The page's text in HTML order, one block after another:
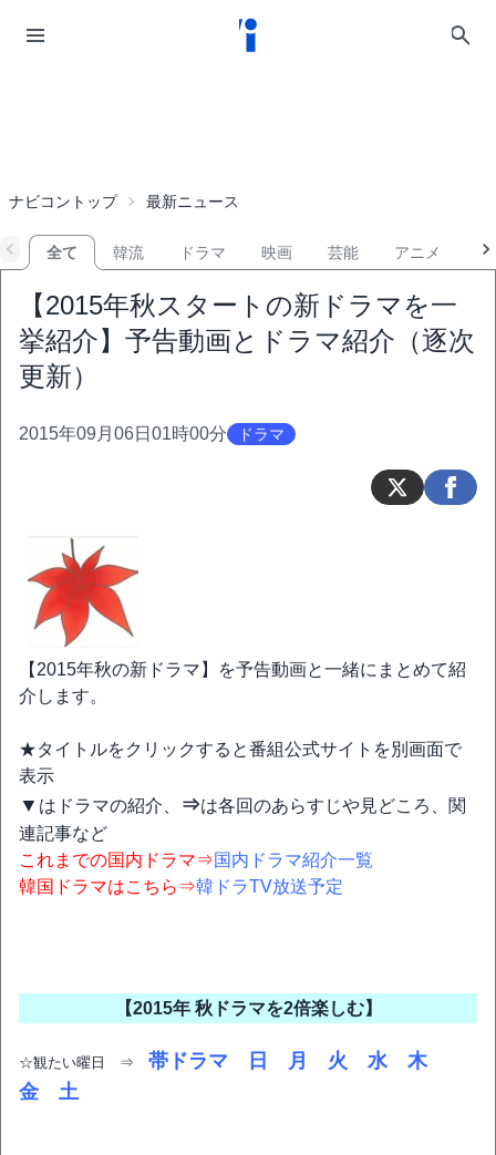
ナビコントップ 最新ニュース
全て 韓流 ドラマ 映画 芸能 アニメ
【2015年秋スタートの新ドラマを一
挙紹介】予告動画とドラマ紹介（逐次
更新）
2015年09月06日01時00分 ドラマ
【2015年秋の新ドラマ】を予告動画と一緒にまとめて紹
介します。
★タイトルをクリックすると番組公式サイトを別画面で
表示
▼ はドラマの紹介、 ⇒は各回のあらすじや見どころ、関
連記事など
これまでの国内ドラマ⇒国内ドラマ紹介一覧
韓国ドラマはこちら⇒韓ドラTV放送予定
【2015年 秋ドラマを2倍楽しむ】
☆観たい曜日 ⇒ 帯ドラマ 日 月 火 水
木
金
土